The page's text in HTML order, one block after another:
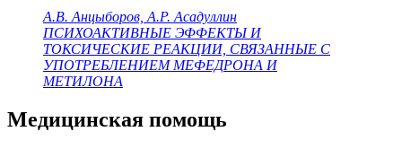
А.В. Анцыборов, А.Р. Асадуллин
ПСИХОАКТИВНЫЕ ЭФФЕКТЫ И
ТОКСИЧЕСКИЕ РЕАКЦИИ, СВЯЗАННЫЕ С
УПОТРЕБЛЕНИЕМ МЕФЕДРОНА И
МЕТИЛОНА
Медицинская помощь